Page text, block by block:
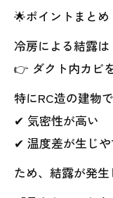
🌟ポイントまとめ
冷房による結露は
👉 ダクト内カビ
特にRC造の建物
✔ 気密性が高い
✔ 温度差が生じや
ため、結露が発生